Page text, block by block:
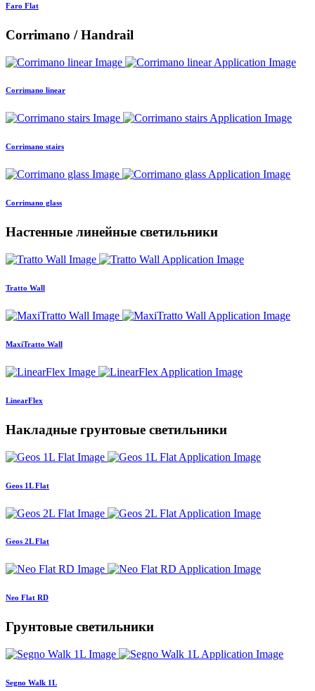
Faro Flat
Corrimano / Handrail
Corrimano linear
Corrimano stairs
Corrimano glass
Настенные линейные светильники
Tratto Wall
MaxiTratto Wall
LinearFlex
Накладные грунтовые светильники
Geos 1L Flat
Geos 2L Flat
Neo Flat RD
Грунтовые светильники
Segno Walk 1L